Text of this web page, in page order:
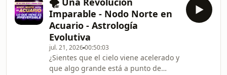
momento y anticipar lo que se viene
en los próximos meses? No es
adivinación… Son tres técnicas
predictivas. La carta natal explica
quién eres y de dónde vienes, pero no
dice qué estás viviendo hoy. Eso lo
revelan las tres técnicas predictivas
Imparable - Nodo Norte en
Acuario - Astrología
Evolutiva
jul. 21, 202600:50:03
¿Sientes que el cielo viene acelerado y
que algo grande está a punto de